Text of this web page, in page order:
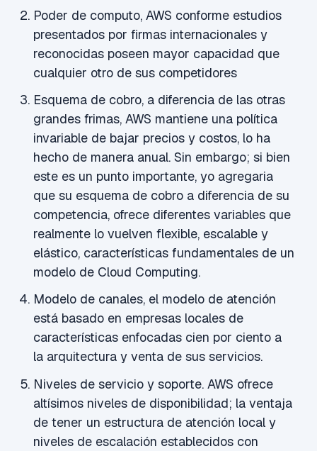
Poder de computo, AWS conforme estudios
presentados por firmas internacionales y
reconocidas poseen mayor capacidad que
cualquier otro de sus competidores
Esquema de cobro, a diferencia de las otras
grandes frimas, AWS mantiene una política
invariable de bajar precios y costos, lo ha
hecho de manera anual. Sin embargo; si bien
este es un punto importante, yo agregaria
que su esquema de cobro a diferencia de su
competencia, ofrece diferentes variables que
realmente lo vuelven flexible, escalable y
elástico, características fundamentales de un
modelo de Cloud Computing.
Modelo de canales, el modelo de atención
está basado en empresas locales de
características enfocadas cien por ciento a
la arquitectura y venta de sus servicios.
Niveles de servicio y soporte. AWS ofrece
altísimos niveles de disponibilidad; la ventaja
de tener un estructura de atención local y
niveles de escalación establecidos con